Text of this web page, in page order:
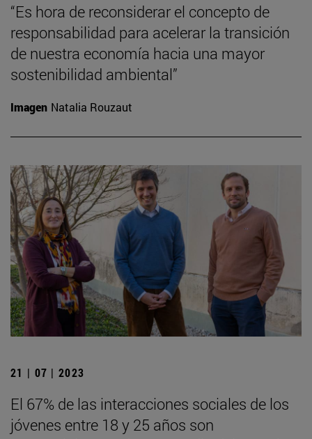
“Es hora de reconsiderar el concepto de
responsabilidad para acelerar la transición
de nuestra economía hacia una mayor
sostenibilidad ambiental”
Imagen Natalia Rouzaut
21 | 07 | 2023
El 67% de las interacciones sociales de los
jóvenes entre 18 y 25 años son